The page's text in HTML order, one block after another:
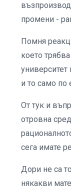
промени -
Помня
което
университет
и то само по
От тук и
отровна
сега имате
Дори не са
някакви